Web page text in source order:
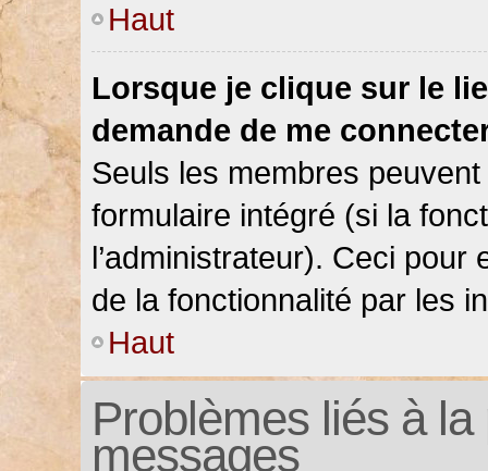
Haut
Lorsque je clique sur le
demande de me
Seuls les membres
formulaire intégré (si la
l’administrateur). Ceci pour
de la fonctionnalité par les
Haut
Problèmes liés à
messages